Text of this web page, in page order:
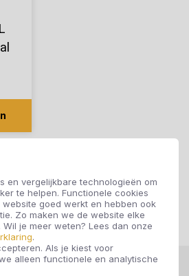
en vergelijkbare technologieën om
te helpen. Functionele cookies
goed werkt en hebben ook
Zo maken we de website elke
je meer weten? Lees dan onze
.
Als je kiest voor
alleen functionele en analytische